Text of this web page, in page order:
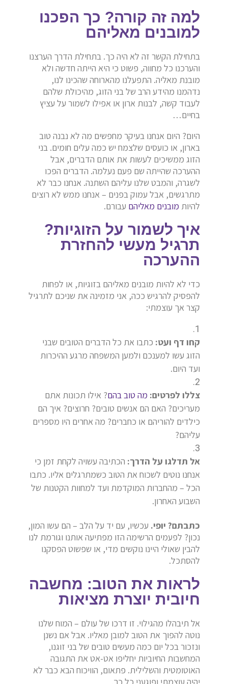
למה זה קורה? כך הפכנו
למובנים מאליהם
בתחילת הקשר זה לא היה כך. בתחילת הדרך הערצנו
והערכנו כל מחווה, פשוט כי היא הייתה חדשה ולא
מובנת מאליה. התפעלנו מהארוחה שהכינו לנו,
נדהמנו מהידע הרב של בני הזוג, מהיכולת שלהם
לעבוד קשה, לבנות ארון או אפילו לשמור על עציץ
בחיים…
היום? היום אנחנו בעיקר מחפשים מה לא נבנה טוב
בארון, או כועסים שלצמח יש כמה עלים חומים. בני
הזוג ממשיכים לעשות את אותם הדברים, אבל
ההערכה שהייתה שם פעם נעלמה. הדברים הפכו
לשגרה, והמבט שלנו עליהם השתנה. אנחנו כבר לא
מתרגשים, אבל עמוק בפנים – אנחנו ממש לא רוצים
להיות מובנים מאליהם עבורם.
איך לשמור על הזוגיות?
תרגיל מעשי להחזרת
ההערכה
כדי לא להיות מובנים מאליהם בזוגיות, או לפחות
להפסיק להרגיש ככה, אני מזמינה את שניכם לתרגיל
קצר אך עוצמתי:
קחו דף ועט: כתבו את כל הדברים הטובים שבני
הזוג עשו למענכם ולמען המשפחה מרגע ההיכרות
ועד היום.
צללו לפרטים: מה טוב בהם? אילו תכונות אתם
מעריכים? האם הם אנשים טובים? חרוצים? איך הם
כילדים להוריהם או כחברים? מה אחרים היו מספרים
עליהם?
אל תדלגו על הדרך: הכתיבה עשויה לקחת זמן כי
אנחנו נוטים לשכוח את הטוב כשמתרגלים אליו. כתבו
הכל – מהחברות המוקדמת ועד למחוות הקטנות של
השבוע האחרון.
כתבתם? יופי. עכשיו, עם יד על הלב – הם עשו המון,
נכון? לפעמים הרשימה הזו מפתיעה אותנו וגורמת לנו
להבין שאולי היינו נוקשים מדי, או שפשוט הפסקנו
להסתכל.
לראות את הטוב: מחשבה
חיובית יוצרת מציאות
אל תיבהלו מהגילוי. זו דרכו של עולם – המוח שלנו
נוטה להפוך את הטוב למובן מאליו. אבל אם נשנן
ונזכור בכל יום כמה מעשים טובים של בני זוגנו,
המחשבות החיוביות יחליפו אט-אט את התגובה
האוטומטית והשלילית. פתאום, הוויכוח הבא כבר לא